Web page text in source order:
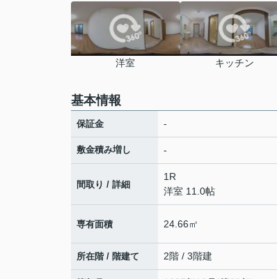
洋室 キッチン
基本情報
保証金 -
敷金積み増し -
間取り / 詳細
1R
洋室 11.0帖
専有面積 24.66㎡
所在階 / 階建て 2階 / 3階建